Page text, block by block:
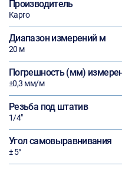
Производитель
Kapro
Диапазон измерений м
20 м
Погрешность (мм)
±0,3 мм/м
Резьба под штатив
1/4"
Угол самовыравнивания
± 5°